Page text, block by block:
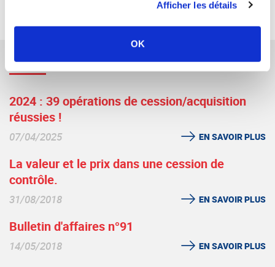
Afficher les détails
OK
RETOUR
NOS ACTUALITÉS
2024 : 39 opérations de cession/acquisition
réussies !
07/04/2025 EN SAVOIR PLUS
La valeur et le prix dans une cession de
contrôle.
31/08/2018 EN SAVOIR PLUS
Bulletin d'affaires n°91
14/05/2018 EN SAVOIR PLUS